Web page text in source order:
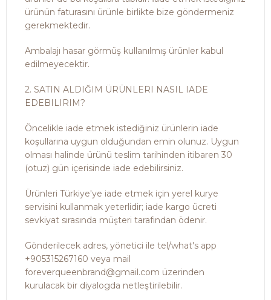
ürünün faturasını ürünle birlikte bize göndermeniz
gerekmektedir.
Ambalajı hasar görmüş kullanılmış ürünler kabul
edilmeyecektir.
2. SATIN ALDIĞIM ÜRÜNLERI NASIL IADE
EDEBILIRIM?
Öncelikle iade etmek istediğiniz ürünlerin iade
koşullarına uygun olduğundan emin olunuz. Uygun
olması halinde ürünü teslim tarihinden itibaren 30
(otuz) gün içerisinde iade edebilirsiniz.
Ürünleri Türkiye'ye iade etmek için yerel kurye
servisini kullanmak yeterlidir; iade kargo ücreti
sevkiyat sırasında müşteri tarafından ödenir.
Gönderilecek adres, yönetici ile tel/what's app
+905315267160 veya mail
foreverqueenbrand@gmail.com üzerinden
kurulacak bir diyalogda netleştirilebilir.